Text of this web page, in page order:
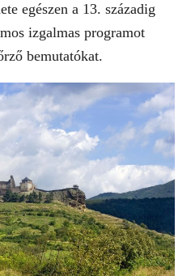
egészen a 13. századig
izgalmas programot
bemutatókat.